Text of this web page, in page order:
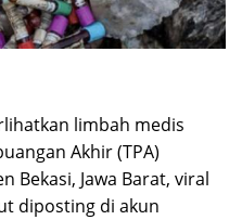
limbah medis
Akhir (TPA)
Bekasi, Jawa Barat, viral
diposting di akun